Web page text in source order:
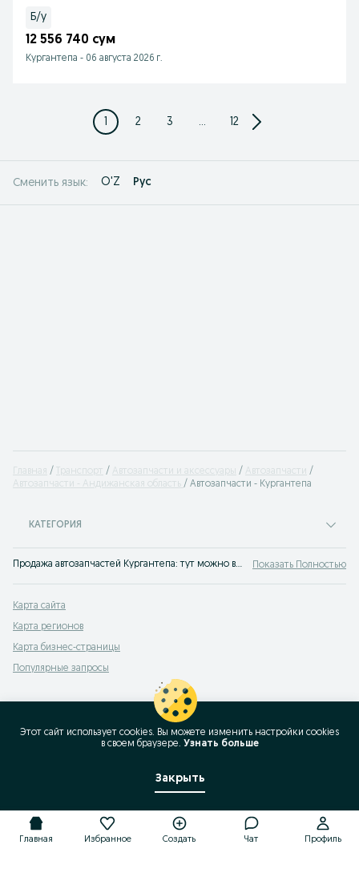
Б/у
12 556 740 сум
Кургантепа - 06 августа 2026 г.
1 2 3 ... 12
Сменить язык: O'Z Рус
Главная Транспорт Автозапчасти и аксессуары
Автозапчасти
Автозапчасти - Андижанская область
Автозапчасти - Кургантепа
КАТЕГОРИЯ
Продажа автозапчастей Кургантепа: тут можно выгодно продать или купить запчасти для авто. Объявления на сервисе OLX.uz Кургантепа - быстрая покупка запчастей на машину! Показать Полностью
Карта сайта
Карта регионов
Карта бизнес-страницы
Популярные запросы
Главная Избранное Создать Чат Профиль
Этот сайт использует cookies. Вы можете изменить настройки cookies
в своeм браузере. Узнать больше
Закрыть